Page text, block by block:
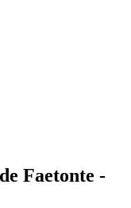
Faetonte -